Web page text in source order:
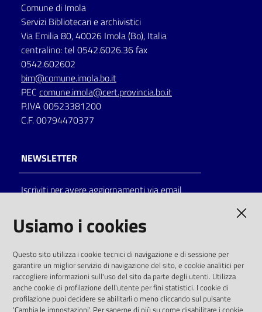
Comune di Imola
Servizi Bibliotecari e archivistici
Via Emilia 80, 40026 Imola (Bo), Italia
centralino: tel 0542.6026.36 fax
0542.602602
bim@comune.imola.bo.it
PEC comune.imola@cert.provincia.bo.it
P.IVA 00523381200
C.F. 00794470377
NEWSLETTER
Iscriviti per avere aggiornamenti via email
solo alle condizioni previste dalla direttiva
comunitaria 2003/98/CE e dal d.lgs. 36/2006
SOCIAL
Usiamo i cookies
Questo sito utilizza i cookie tecnici di navigazione e di sessione per
garantire un miglior servizio di navigazione del sito, e cookie analitici per
raccogliere informazioni sull'uso del sito da parte degli utenti. Utilizza
anche cookie di profilazione dell'utente per fini statistici. I cookie di
profilazione puoi decidere se abilitarli o meno cliccando sul pulsante
'Cambia le impostazioni'. Per saperne di più su come disabilitare i cookie